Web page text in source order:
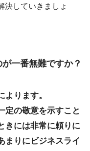
決していきましょ
一番無難ですか？
ります。
定の敬意を示すこと
きには非常に頼りに
まりにビジネスライ